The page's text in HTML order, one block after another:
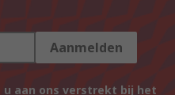
Aanmelden
u aan ons verstrekt bij het